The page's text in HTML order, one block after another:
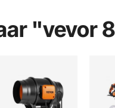
"vevor